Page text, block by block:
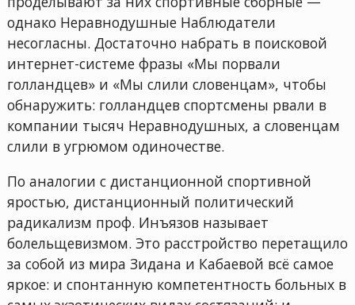
однако Неравнодушные Наблюдатели
несогласны. Достаточно набрать в поисковой
интернет-системе фразы «Мы порвали
голландцев» и «Мы слили словенцам», чтобы
обнаружить: голландцев спортсмены рвали в
компании тысяч Неравнодушных, а словенцам
слили в угрюмом одиночестве.
По аналогии с дистанционной спортивной
яростью, дистанционный политический
радикализм проф. Инъязов называет
болельщевизмом. Это расстройство перетащило
за собой из мира Зидана и Кабаевой всё самое
яркое: и спонтанную компетентность больных в